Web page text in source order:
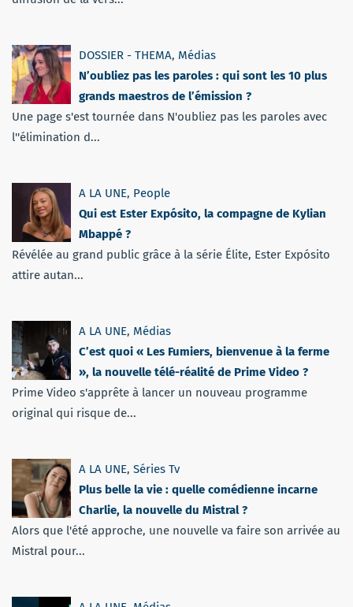
DOSSIER - THEMA, Médias
N’oubliez pas les paroles : qui sont les 10 plus
grands maestros de l’émission ?
Une page s'est tournée dans N'oubliez pas les paroles avec
l''élimination d...
A LA UNE, People
Qui est Ester Expósito, la compagne de Kylian
Mbappé ?
Révélée au grand public grâce à la série Élite, Ester Expósito
attire autan...
A LA UNE, Médias
C’est quoi « Les Fumiers, bienvenue à la ferme
», la nouvelle télé-réalité de Prime Video ?
Prime Video s'apprête à lancer un nouveau programme
original qui risque de...
A LA UNE, Séries Tv
Plus belle la vie : quelle comédienne incarne
Charlie, la nouvelle du Mistral ?
Alors que l'été approche, une nouvelle va faire son arrivée au
Mistral pour...